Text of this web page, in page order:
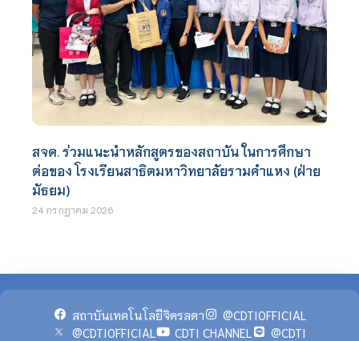
สจด. ร่วมแนะนำหลักสูตรของสถาบัน ในการศึกษา
ต่อของ โรงเรียนสาธิตมหาวิทยาลัยรามคำแหง (ฝ่าย
มัธยม)
24 กรกฎาคม 2026
สถาบันเทคโนโลยีจิตรลดา
@CDTIOFFICIAL
@CDTIOFFICIAL
CDTI CHANNEL
@CDTI